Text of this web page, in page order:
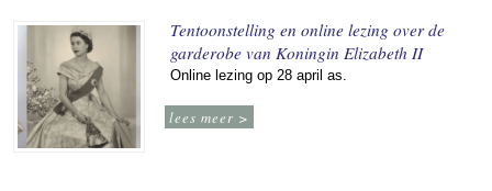
Tentoonstelling en online lezing over de
garderobe van Koningin Elizabeth II
Online lezing op 28 april as.
lees meer >